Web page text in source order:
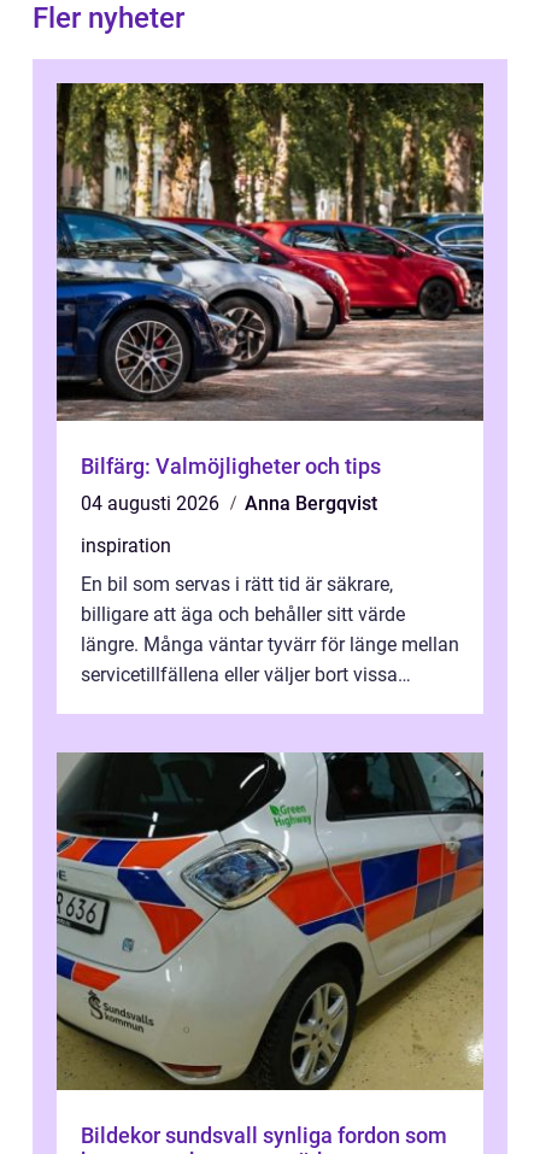
Fler nyheter
Bilfärg: Valmöjligheter och tips
04 augusti 2026
Anna Bergqvist
inspiration
En bil som servas i rätt tid är säkrare,
billigare att äga och behåller sitt värde
längre. Många väntar tyvärr för länge mellan
servicetillfällena eller väljer bort vissa
Bildekor sundsvall synliga fordon som